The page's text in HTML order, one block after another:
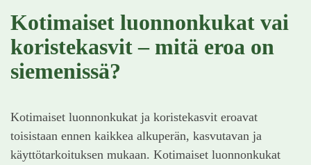
Kotimaiset luonnonkukat vai
koristekasvit – mitä eroa on
siemenissä?
Kotimaiset luonnonkukat ja koristekasvit eroavat
toisistaan ennen kaikkea alkuperän, kasvutavan ja
käyttötarkoituksen mukaan. Kotimaiset luonnonkukat